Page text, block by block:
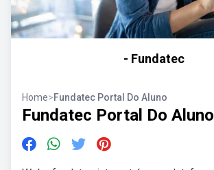
- Fundatec
Home>Fundatec Portal Do Aluno
Fundatec Portal Do Aluno